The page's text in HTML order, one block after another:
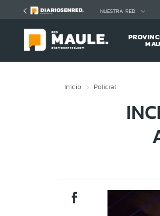
NUESTRA RED
Inicio Policial